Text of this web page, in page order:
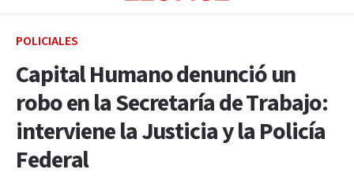
POLICIALES
Capital Humano denunció un
robo en la Secretaría de Trabajo:
interviene la Justicia y la Policía
Federal